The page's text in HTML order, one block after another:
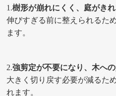
1.樹形が崩れにくく、庭がき
伸びすぎる前に整えられるた
ます。
2.強剪定が不要になり、木へ
大きく切り戻す必要が減るた
れます。